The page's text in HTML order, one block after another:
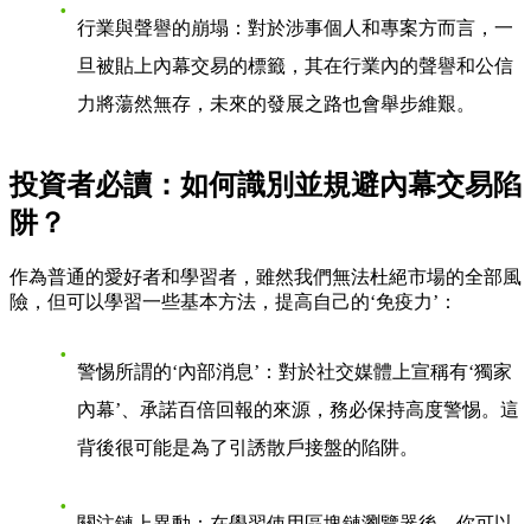
行業與聲譽的崩塌 ：對於涉事個人和專案方而言，一
旦被貼上內幕交易的標籤，其在行業內的聲譽和公信
力將蕩然無存，未來的發展之路也會舉步維艱。
投資者必讀：如何識別並規避內幕交易陷
阱？
作為普通的愛好者和學習者，雖然我們無法杜絕市場的全部風
險，但可以學習一些基本方法，提高自己的‘免疫力’：
警惕所謂的‘內部消息’ ：對於社交媒體上宣稱有‘獨家
內幕’、承諾百倍回報的來源，務必保持高度警惕。這
背後很可能是為了引誘散戶接盤的陷阱。